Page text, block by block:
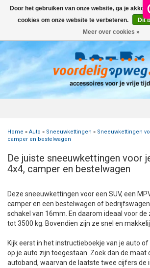
Menu
FIETSENDRAGER
FIETSENDRAGER OP DE TREKHAAK
FIETSENDRAGER VOOR ELEKTRISCHE
TWINNY LOAD ONDERDELEN
INFORMATIE OVER FIETSENDRAGERS
DAKDRAGERS
FORD
OPEL
RENAULT
VOLKSWAGEN (TOT VW PASSAT)
AUTOHOES POLYESTER EN 3-LAAGS
DAKHOES POLYESTER
WIELDOPPEN
12 INCH
14 INCH
16 INCH
LAADKABEL ELEKTRISCHE AUTO
LAADKABEL TYPE 1
ELEKTRISCH LADEN
JUMPSTARTER
VEILIG OP WEG
AUTOSTOELTJE
INFORMATIE OVER DAKKOFFERS
SNEEUWKETTINGEN
CAMPER
WIELDOPPEN
ZOEKHULP NAAR CAMPERHOES
INFORMATIE OVER CAMPERHOEZEN
SNEEUWKETTINGEN
PECH ONDERWEG
VEILIG OP WEG
AANHANGWAGEN
ACCESSOIRES
INFORMATIE OVER STEKKERS &
ONDERDELEN
ADVIES BIJ DEFECTE VERLICHTING
ACCULADER
ACCESSOIRES
CARAVAN
ACCULADER
INFORMATIE OVER STEKKERS &
ONDERDELEN
ADVIES BIJ DEFECTE VERLICHTING
INFORMATIE OVER CARAVANHOEZEN
TOPDEALS
CAMPER
MOTOR
Home » Auto » Sneeuwkettingen » Sneeuwkettingen
camper en bestelwagen
De juiste sneeuwkettingen voor
4x4, camper en bestelwagen
Deze sneeuwkettingen voor een SUV, een
camper en een bestelwagen of
schakel van 16mm. En daarom ideaal voor de
tot 3500 kg. Bovendien zijn ze snel en
Kijk eerst in het instructieboekje van je auto
op je auto zijn toegestaan. Zoek dan de maat
autoband, waarvan de laatste twee cijfers de
Door het gebruiken van onze website, ga je
cookies om onze website te verbeteren.
Dit
Meer over cookies »